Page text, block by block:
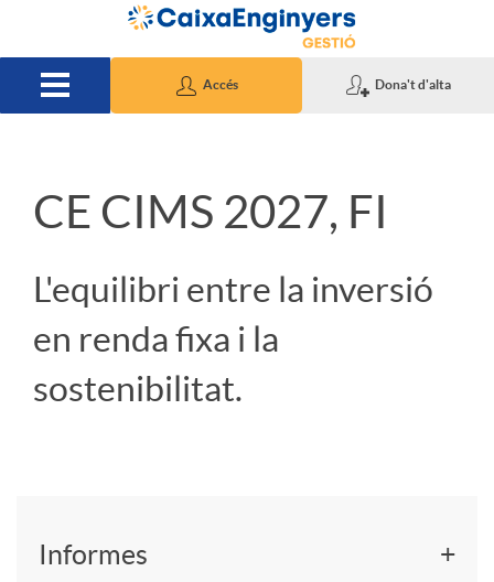
Salta al contingut principal
Accés Dona't d'alta
S
d
CE CIMS 2027, FI
L'equilibri entre la inversió
en renda fixa i la
sostenibilitat.
FInformes